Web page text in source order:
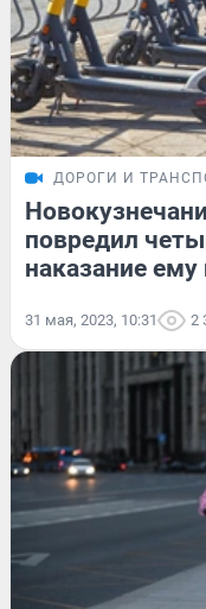
ДОРОГИ И
повредил
наказание ему
31 мая, 2023, 10:31 2